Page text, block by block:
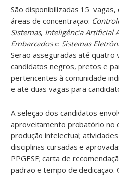
São disponibilizadas 15
áreas de concentração:
Sistemas, Inteligência Artificial
Embarcadose Sistemas
Serão asseguradas até quatro
candidatos negros, pretos e
pertencentes à comunidade
e até duas vagas para
A seleção dos candidatos
aproveitamento probatório no
produção intelectual;
disciplinas cursadas e
PPGESE; carta de
padrão e tempo de dedicação.